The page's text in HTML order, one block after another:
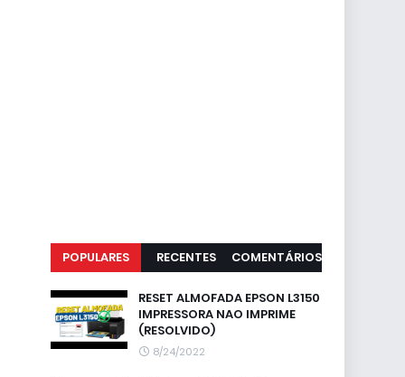
POPULARES RECENTES COMENTÁRIOS
RESET ALMOFADA EPSON L3150
IMPRESSORA NAO IMPRIME
(RESOLVIDO)
8/24/2022